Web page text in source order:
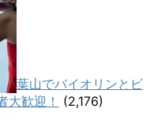
葉山でバイオリンとビ
大歓迎！
(2,176)